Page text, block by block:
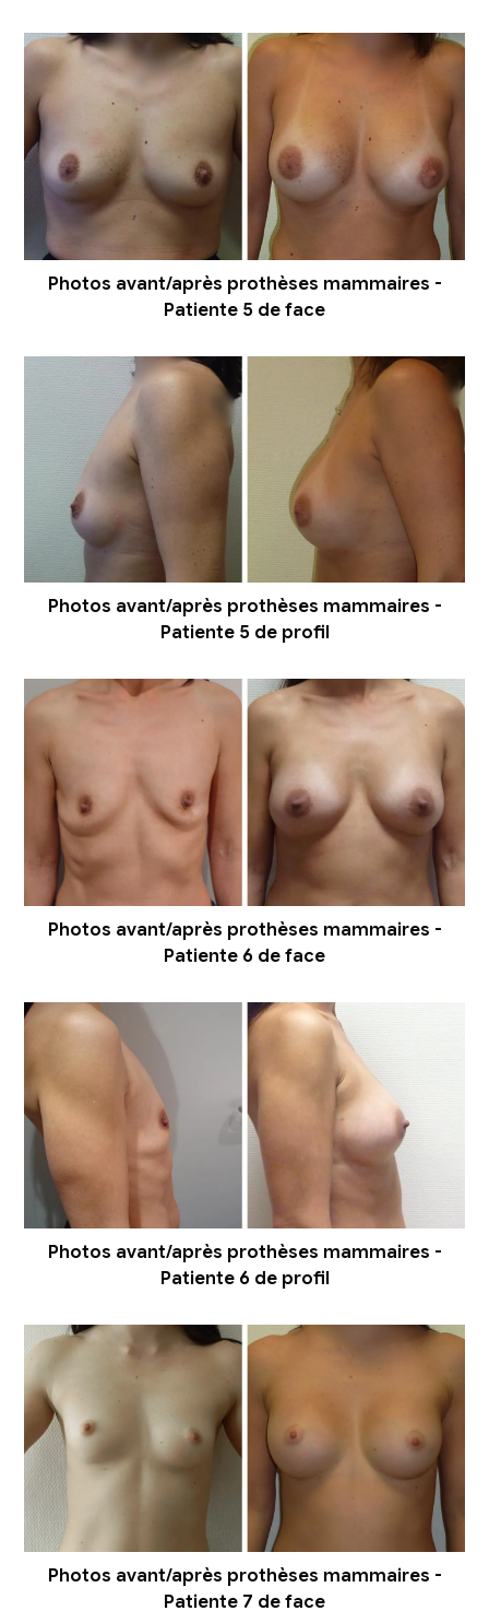
Photos avant/après prothèses mammaires -
Patiente 5 de face
Photos avant/après prothèses mammaires -
Patiente 5 de profil
Photos avant/après prothèses mammaires -
Patiente 6 de face
Photos avant/après prothèses mammaires -
Patiente 6 de profil
Photos avant/après prothèses mammaires -
Patiente 7 de face